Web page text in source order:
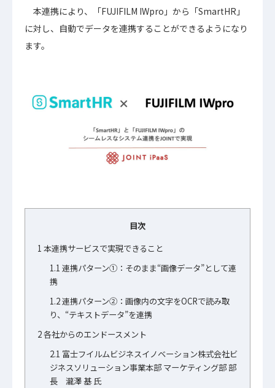
本連携により、「FUJIFILM IWpro」から「SmartHR」
に対し、自動でデータを連携することができるようになり
ます。
目次
1 本連携サービスで実現できること
1.1 連携パターン①：そのまま“画像データ”として連
携
1.2連携パターン②：画像内の文字をOCRで読み取
り、“テキストデータ”を連携
2各社からのエンドースメント
2.1 富士フイルムビジネスイノベーション株式会社ビ
ジネスソリューション事業本部 マーケティング部 部
長 瀧澤 基 氏